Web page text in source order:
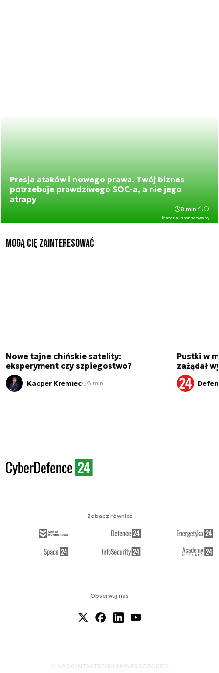
Presja ataków i nowego prawa. Twój biznes
potrzebuje prawdziwego SOC-a, a nie jego
atrapy
Materiał sponsorowany
8 min.
Mogą Cię zainteresować
Nowe tajne chińskie satelity:
eksperyment czy szpiegostwo?
Kacper Kremiec 3 min.
Pustki w
zażądał
Obserwuj nas
O NAS KONTAKTREGULAMINRSS COOKIES
Zobacz również